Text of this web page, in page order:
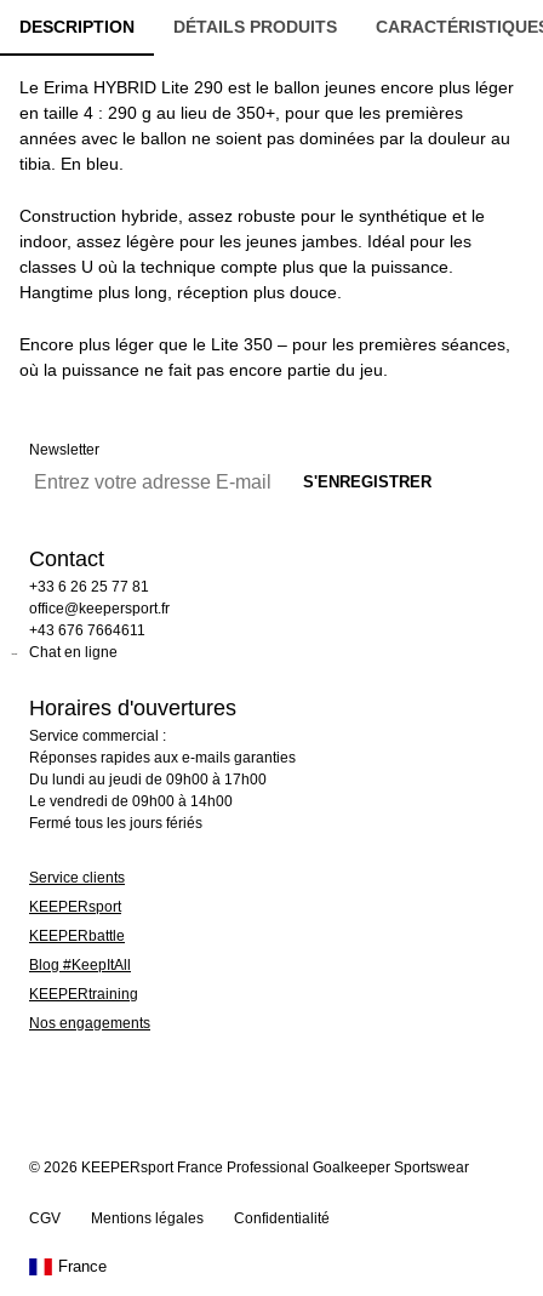
DESCRIPTION DÉTAILS PRODUITS
Le Erima HYBRID Lite 290 est le ballon jeunes encore plus léger
en taille 4 : 290 g au lieu de 350+, pour que les premières
années avec le ballon ne soient pas dominées par la douleur au
tibia. En bleu.
Construction hybride, assez robuste pour le synthétique et le
indoor, assez légère pour les jeunes jambes. Idéal pour les
classes U où la technique compte plus que la puissance.
Hangtime plus long, réception plus douce.
Encore plus léger que le Lite 350 – pour les premières séances,
où la puissance ne fait pas encore partie du jeu.
Newsletter
Contact
+33 6 26 25 77 81
office@keepersport.fr
+43 676 7664611
Chat en ligne
Horaires d'ouvertures
Service commercial :
Réponses rapides aux e-mails garanties
Du lundi au jeudi de 09h00 à 17h00
Le vendredi de 09h00 à 14h00
Fermé tous les jours fériés
Service clients
KEEPERsport
KEEPERbattle
Blog #KeepItAll
KEEPERtraining
Nos engagements
© 2026 KEEPERsport France Professional Goalkeeper Sportswear
CGV Mentions légales Confidentialité
France